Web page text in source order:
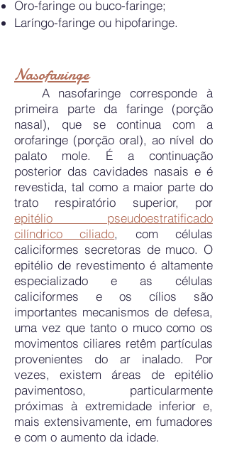
Oro-faringe ou buco-faringe;
Laríngo-faringe ou hipofaringe.
Nasofaringe
A nasofaringe corresponde à
primeira parte da faringe (porção
nasal), que se continua com a
orofaringe (porção oral), ao nível do
palato mole. É a continuação
posterior das cavidades nasais e é
revestida, tal como a maior parte do
trato respiratório superior, por
epitélio pseudoestratificado
cilíndrico ciliado, com células
caliciformes secretoras de muco. O
epitélio de revestimento é altamente
especializado e as células
caliciformes e os cílios são
importantes mecanismos de defesa,
uma vez que tanto o muco como os
movimentos ciliares retêm partículas
provenientes do ar inalado. Por
vezes, existem áreas de epitélio
pavimentoso, particularmente
próximas à extremidade inferior e,
mais extensivamente, em fumadores
e com o aumento da idade.